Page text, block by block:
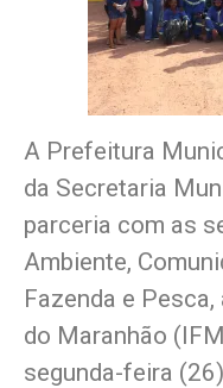
A Prefeitura
da Secretaria
parceria com as
Ambiente,
Fazenda e
do Maranhão
segunda-feira